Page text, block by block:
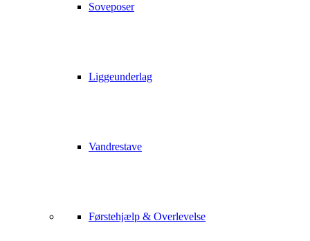
Soveposer
Liggeunderlag
Vandrestave
Førstehjælp & Overlevelse